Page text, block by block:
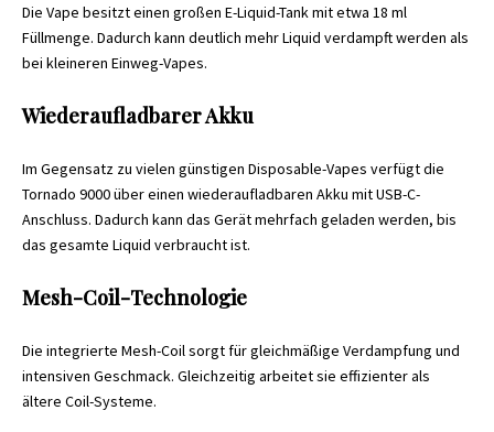
Die Vape besitzt einen großen E-Liquid-Tank mit etwa 18 ml
Füllmenge. Dadurch kann deutlich mehr Liquid verdampft werden als
bei kleineren Einweg-Vapes.
Wiederaufladbarer Akku
Im Gegensatz zu vielen günstigen Disposable-Vapes verfügt die
Tornado 9000 über einen wiederaufladbaren Akku mit USB-C-
Anschluss. Dadurch kann das Gerät mehrfach geladen werden, bis
das gesamte Liquid verbraucht ist.
Mesh-Coil-Technologie
Die integrierte Mesh-Coil sorgt für gleichmäßige Verdampfung und
intensiven Geschmack. Gleichzeitig arbeitet sie effizienter als
ältere Coil-Systeme.